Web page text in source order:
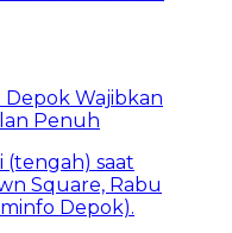
Wajibkan
Penuh